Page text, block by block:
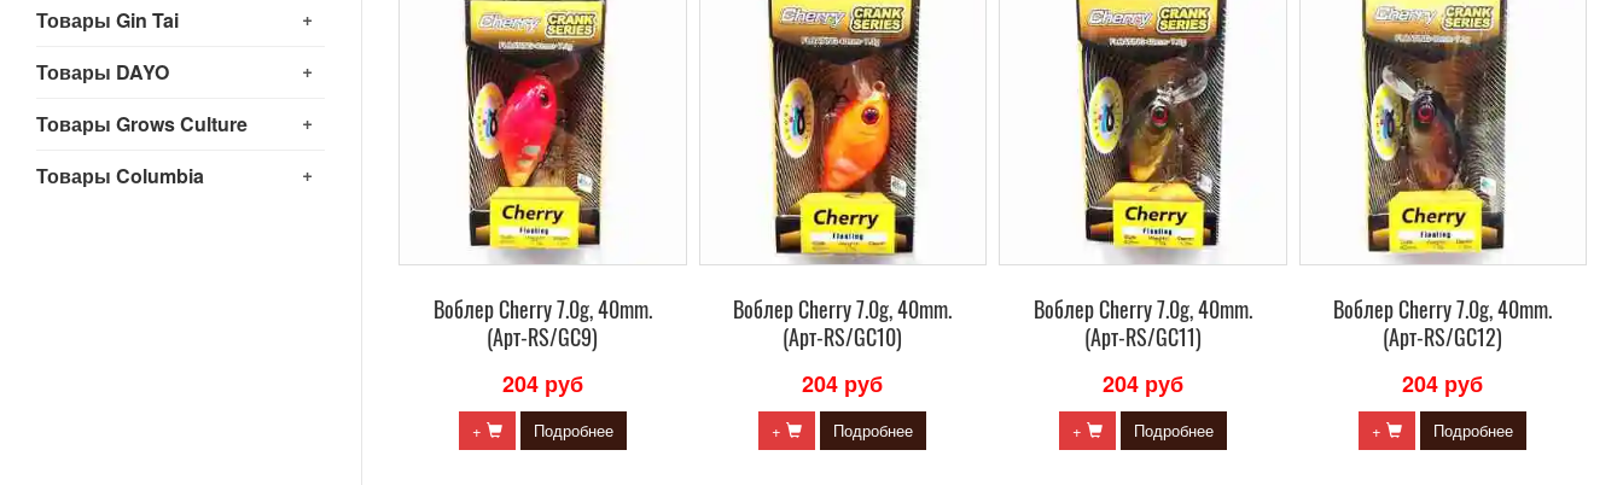
+
Товары Gin Tai
+
Товары DAYO
+
Товары Grows Culture
+
Товары Columbia
Воблер Сherry 7.0g, 40mm.
(Арт-RS/GC9)
204 руб
+ Подробнее
Воблер Сherry 7.0g, 40mm.
(Арт-RS/GC10)
204 руб
+ Подробнее
Воблер Сherry 7.0g, 40mm.
(Арт-RS/GC11)
204 руб
+ Подробнее
Воблер Сherry 7.0g, 40mm.
(Арт-RS/GC12)
204 руб
+ Подробнее